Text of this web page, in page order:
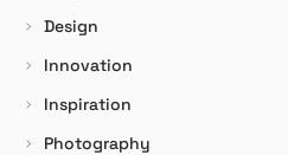
Design
Innovation
Inspiration
Photography